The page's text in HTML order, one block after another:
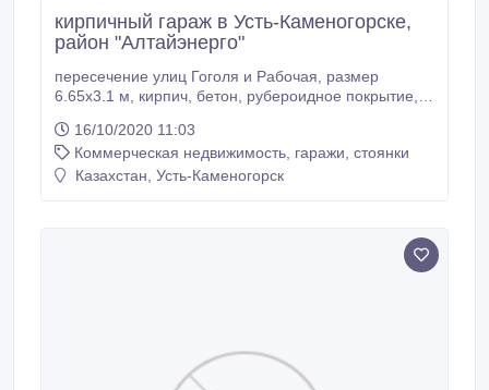
кирпичный гараж в Усть-Каменогорске,
район "Алтайэнерго"
пересечение улиц Гоголя и Рабочая, размер
6.65х3.1 м, кирпич, бетон, рубероидное покрытие,
состоянии, сухой, пакет документов, охрана
ночью.Торг уместен..
16/10/2020 11:03
Коммерческая недвижимость, гаражи, стоянки
Казахстан, Усть-Каменогорск